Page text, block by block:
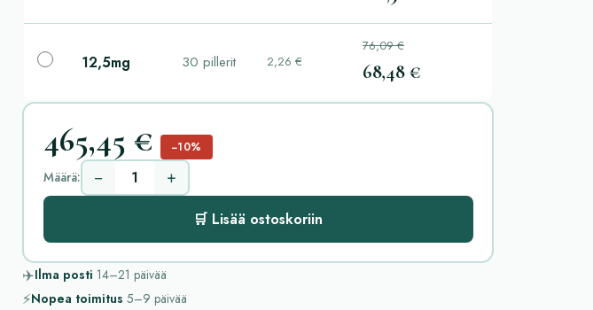
12,5mg 30 pillerit 2,26 €
76,09 €
68,48 €
465,45 € −10%
Määrä: − +
🛒 Lisää ostoskoriin
✈️Ilma posti 14–21 päivää
⚡Nopea toimitus 5–9 päivää